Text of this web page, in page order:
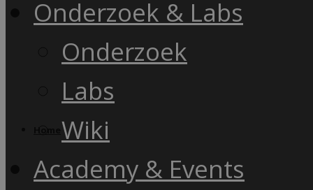
Onderzoek & Labs
Onderzoek
Labs
Wiki
Academy & Events